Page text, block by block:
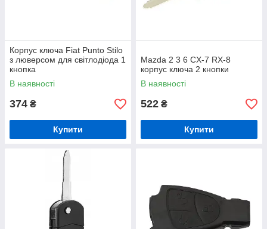
Корпус ключа Fiat Punto Stilo
з люверсом для світлодіода 1
кнопка
В наявності
374 ₴
Купити
Mazda 2 3 6 CX-7 RX-8
корпус ключа 2 кнопки
В наявності
522 ₴
Купити